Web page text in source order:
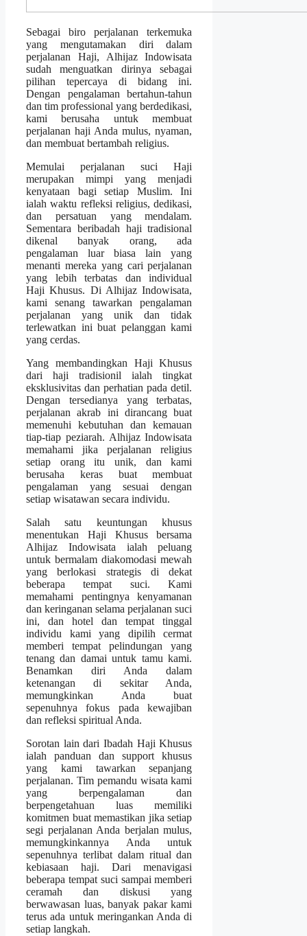
Sebagai biro perjalanan terkemuka
yang mengutamakan diri dalam
perjalanan Haji, Alhijaz Indowisata
sudah menguatkan dirinya sebagai
pilihan tepercaya di bidang ini.
Dengan pengalaman bertahun-tahun
dan tim professional yang berdedikasi,
kami berusaha untuk membuat
perjalanan haji Anda mulus, nyaman,
dan membuat bertambah religius.
Memulai perjalanan suci Haji
merupakan mimpi yang menjadi
kenyataan bagi setiap Muslim. Ini
ialah waktu refleksi religius, dedikasi,
dan persatuan yang mendalam.
Sementara beribadah haji tradisional
dikenal banyak orang, ada
pengalaman luar biasa lain yang
menanti mereka yang cari perjalanan
yang lebih terbatas dan individual
Haji Khusus. Di Alhijaz Indowisata,
kami senang tawarkan pengalaman
perjalanan yang unik dan tidak
terlewatkan ini buat pelanggan kami
yang cerdas.
Yang membandingkan Haji Khusus
dari haji tradisionil ialah tingkat
eksklusivitas dan perhatian pada detil.
Dengan tersedianya yang terbatas,
perjalanan akrab ini dirancang buat
memenuhi kebutuhan dan kemauan
tiap-tiap peziarah. Alhijaz Indowisata
memahami jika perjalanan religius
setiap orang itu unik, dan kami
berusaha keras buat membuat
pengalaman yang sesuai dengan
setiap wisatawan secara individu.
Salah satu keuntungan khusus
menentukan Haji Khusus bersama
Alhijaz Indowisata ialah peluang
untuk bermalam diakomodasi mewah
yang berlokasi strategis di dekat
beberapa tempat suci. Kami
memahami pentingnya kenyamanan
dan keringanan selama perjalanan suci
ini, dan hotel dan tempat tinggal
individu kami yang dipilih cermat
memberi tempat pelindungan yang
tenang dan damai untuk tamu kami.
Benamkan diri Anda dalam
ketenangan di sekitar Anda,
memungkinkan Anda buat
sepenuhnya fokus pada kewajiban
dan refleksi spiritual Anda.
Sorotan lain dari Ibadah Haji Khusus
ialah panduan dan support khusus
yang kami tawarkan sepanjang
perjalanan. Tim pemandu wisata kami
yang berpengalaman dan
berpengetahuan luas memiliki
komitmen buat memastikan jika setiap
segi perjalanan Anda berjalan mulus,
memungkinkannya Anda untuk
sepenuhnya terlibat dalam ritual dan
kebiasaan haji. Dari menavigasi
beberapa tempat suci sampai memberi
ceramah dan diskusi yang
berwawasan luas, banyak pakar kami
terus ada untuk meringankan Anda di
setiap langkah.